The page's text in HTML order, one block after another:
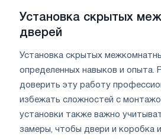
Установка скрытых
дверей
Установка скрытых
определенных навыков и опыта.
доверить эту работу
избежать сложностей с
установки также важно
замеры, чтобы двери и коробка